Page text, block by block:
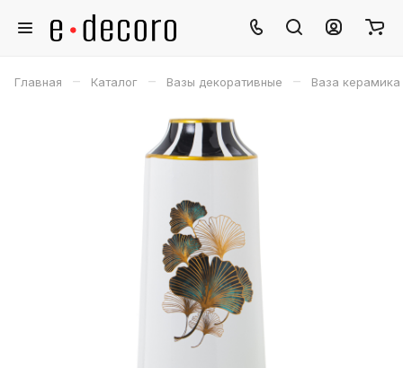
Главная – Каталог – Вазы декоративные – Ваза